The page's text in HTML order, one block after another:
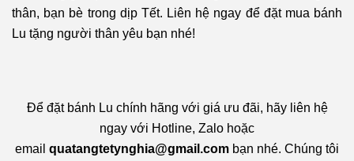
thân, bạn bè trong dịp Tết. Liên hệ ngay để đặt mua bánh
Lu tặng người thân yêu bạn nhé!
Để đặt bánh Lu chính hãng với giá ưu đãi, hãy liên hệ
ngay với Hotline, Zalo hoặc
email quatangtetynghia@gmail.com bạn nhé. Chúng tôi